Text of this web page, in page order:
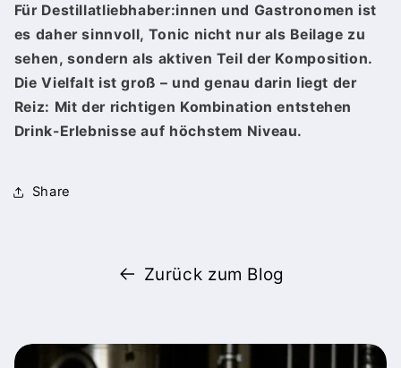
Für Destillatliebhaber:innen und Gastronomen ist
es daher sinnvoll, Tonic nicht nur als Beilage zu
sehen, sondern als aktiven Teil der Komposition.
Die Vielfalt ist groß – und genau darin liegt der
Reiz: Mit der richtigen Kombination entstehen
Drink-Erlebnisse auf höchstem Niveau.
Share
Zurück zum Blog